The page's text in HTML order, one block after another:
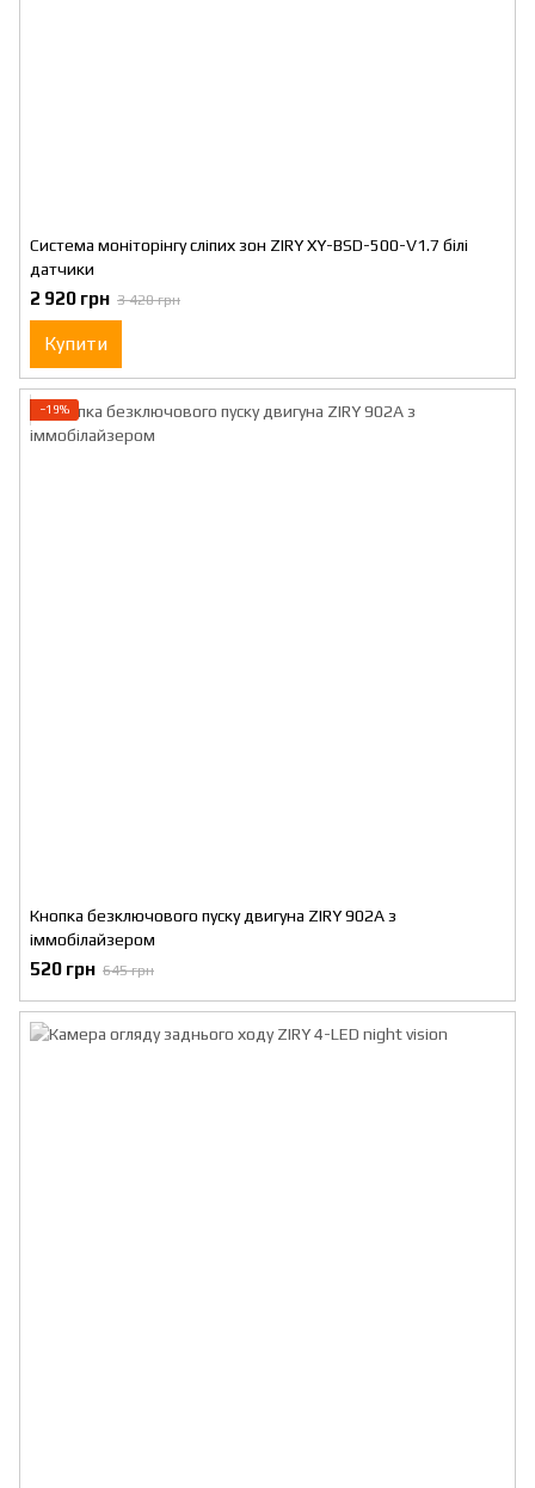
Система моніторінгу сліпих зон ZIRY XY-BSD-500-V1.7 білі
датчики
2 920 грн 3 420 грн
Купити
−19%
Кнопка безключового пуску двигуна ZIRY 902A з
іммобілайзером
520 грн 645 грн